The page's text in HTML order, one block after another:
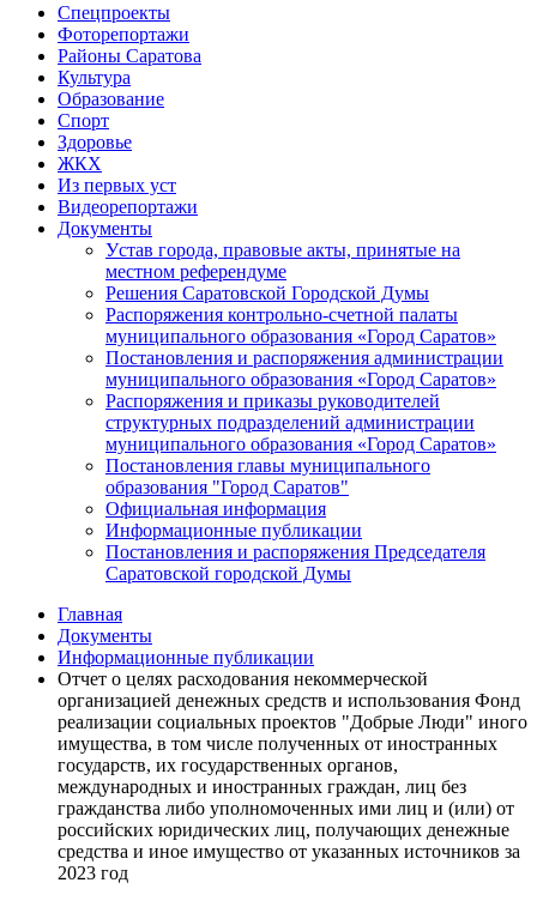
Спецпроекты
Фоторепортажи
Районы Саратова
Культура
Образование
Спорт
Здоровье
ЖКХ
Из пеpвых уст
Видеорепортажи
Документы
Уcтав города, правовые акты, принятые на
местном референдуме
Решения Саратовской Городской Думы
Распоряжения контрольно-счетной палаты
муниципального образования «Город Саратов»
Постановления и распоряжения администрации
муниципального образования «Город Саратов»
Распоряжения и приказы руководителей
структурных подразделений администрации
муниципального образования «Город Саратов»
Постановления главы муниципального
образования "Город Саратов"
Официальная информация
Информационные публикации
Постановления и распоряжения Председателя
Саратовской городской Думы
Главная
Документы
Информационные публикации
Отчет о целях расходования некоммерческой
организацией денежных средств и использования Фонд
реализации социальных проектов "Добрые Люди" иного
имущества, в том числе полученных от иностранных
государств, их государственных органов,
международных и иностранных граждан, лиц без
гражданства либо уполномоченных ими лиц и (или) от
российских юридических лиц, получающих денежные
средства и иное имущество от указанных источников за
2023 год